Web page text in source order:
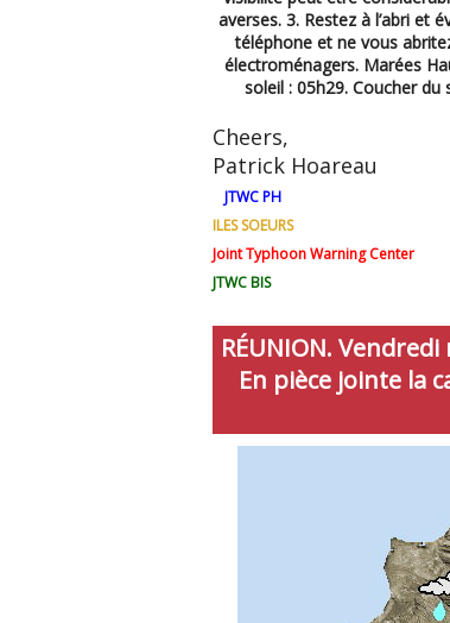
averses. 3. Restez à l’abri et
téléphone et ne vous
électroménagers. Marées
soleil : 05h29. Coucher
Cheers,
Patrick Hoareau
JTWC PH
ILES SOEURS
Joint Typhoon Warning Center
JTWC BIS
RÉUNION.
En pièce jointe la